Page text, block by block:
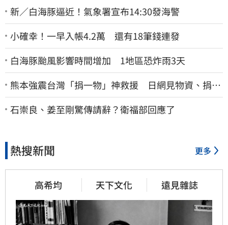
新／白海豚逼近！氣象署宣布14:30發海警
小確幸！一早入帳4.2萬 還有18筆錢連發
白海豚颱風影響時間增加 1地區恐炸雨3天
熊本強震台灣「捐一物」神救援 日網見物資、捐款
喊：給台灣統治算了
石崇良、姜至剛驚傳請辭？衛福部回應了
熱搜新聞 更多
高希均 天下文化 遠見雜誌